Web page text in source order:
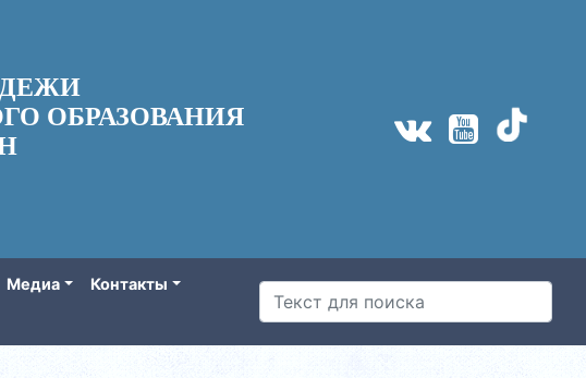
ОБРАЗОВАНИЯ
Медиа
Контакты